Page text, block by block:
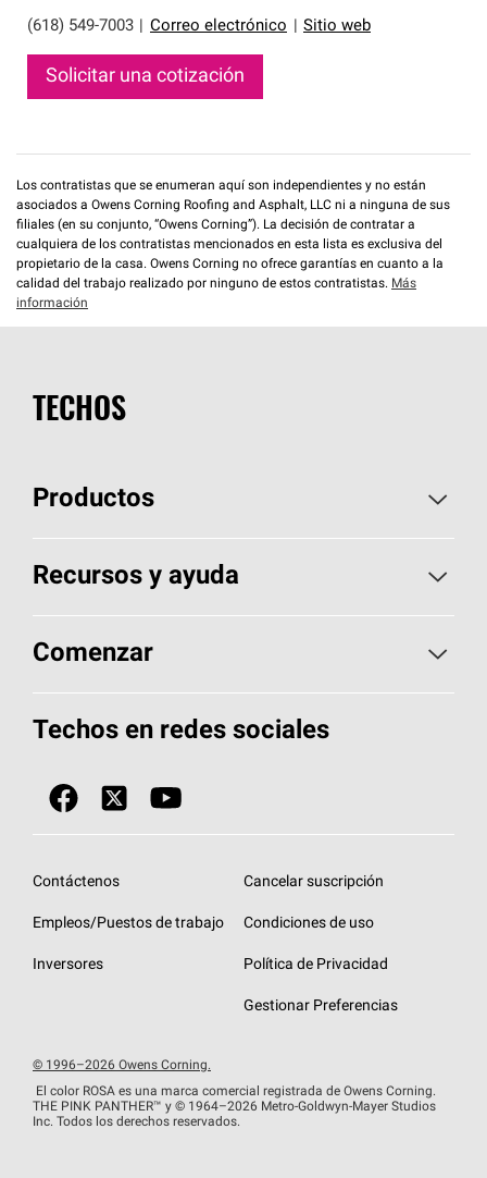
(618) 549-7003 Correo electrónico Sitio web
Solicitar una cotización
Los contratistas que se enumeran aquí son independientes y no están
asociados a Owens Corning Roofing and Asphalt, LLC ni a ninguna de sus
filiales (en su conjunto, “Owens Corning”). La decisión de contratar a
cualquiera de los contratistas mencionados en esta lista es exclusiva del
propietario de la casa. Owens Corning no ofrece garantías en cuanto a la
calidad del trabajo realizado por ninguno de estos contratistas. Más
información
TECHOS
Productos
Elija sus tejas
Encuentre un contratista
Componentes para techos
Tecnología SureNail®
Garantías de techos
Recursos y ayuda
Aspectos básicos sobre techos
Herramientas de diseño y color
Únase a la red de contratistas de techos
Diseño en el techo
Eventos para contratistas
Comenzar
Llame al 1-800-GET-PINK®
Encuentre una tienda o encuentre un
Financiamiento de techos
Techos en redes sociales
Contáctenos
Empleos/Puestos de trabajo
Inversores
Cancelar suscripción
Condiciones de uso
Política de Privacidad
Gestionar Preferencias
© 1996–2026 Owens Corning.
El color ROSA es una marca comercial registrada de Owens Corning.
THE PINK PANTHER™ y © 1964–2026 Metro-Goldwyn-Mayer Studios
Inc. Todos los derechos reservados.